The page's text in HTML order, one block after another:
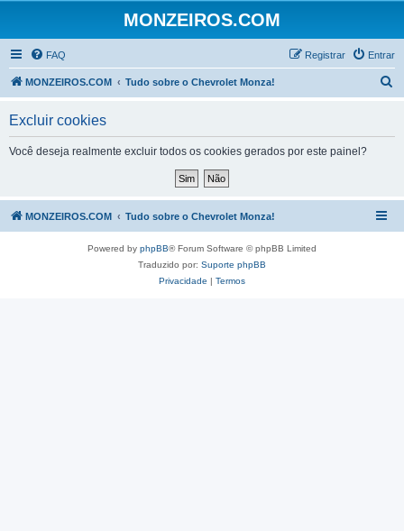
MONZEIROS.COM
FAQ Entrar
Registrar
MONZEIROS.COM Tudo sobre o Chevrolet Monza!
a
Excluir cookies
Você deseja realmente excluir todos os cookies gerados por este painel?
MONZEIROS.COM Tudo sobre o Chevrolet Monza!
Powered by phpBB® Forum Software © phpBB Limited
Traduzido por: Suporte phpBB
Privacidade | Termos